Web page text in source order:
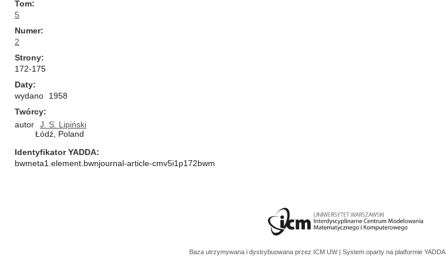
Tom
5
Numer
2
Strony
172-175
Daty
wydano
1958
Twórcy
autor
J. S. Lipiński
Łódź, Poland
Identyfikator YADDA
bwmeta1.element.bwnjournal-article-cmv5i1p172bwm
Baza utrzymywana i dystrybuowana przez ICM UW | System oparty na platformie YADDA